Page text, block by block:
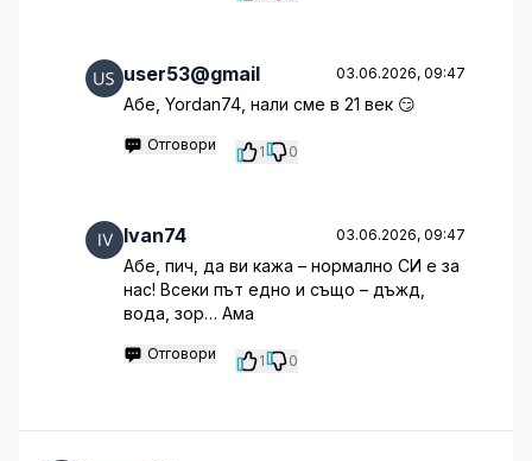
user53@gmail 03.06.2026, 09:47
Абе, Yordan74, нали сме в 21 век 😏
Отговори 1 0
Ivan74 03.06.2026, 09:47
Абе, пич, да ви кажа – нормално СИ е за
нас! Всеки път едно и също – дъжд,
вода, зор… Ама
Отговори 1 0